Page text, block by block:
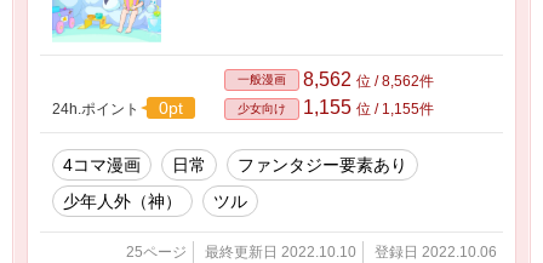
24h.ポイント 0pt
一般漫画 8,562 位 / 8,562件
少女向け 1,155 位 / 1,155件
4コマ漫画 日常
ファンタジー要素あり
少年人外（神）
ツル
25ページ 最終更新日 2022.10.10 登録日 2022.10.06